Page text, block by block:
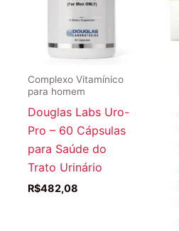
Complexo Vitamínico
para homem
Douglas Labs Uro-
Pro – 60 Cápsulas
para Saúde do
Trato Urinário
R$482,08